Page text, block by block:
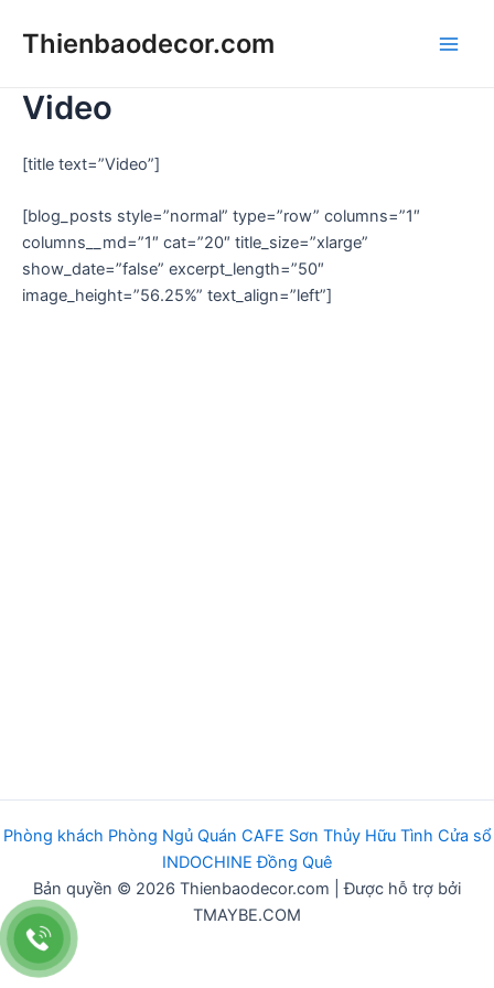
Thienbaodecor.com
Video
[title text=”Video”]
[blog_posts style=”normal” type=”row” columns=”1″
columns__md=”1″ cat=”20″ title_size=”xlarge”
show_date=”false” excerpt_length=”50″
image_height=”56.25%” text_align=”left”]
Phòng khách Phòng Ngủ Quán CAFE Sơn Thủy Hữu Tình Cửa sổ
INDOCHINE Đồng Quê
Bản quyền © 2026 Thienbaodecor.com | Được hỗ trợ bởi
TMAYBE.COM